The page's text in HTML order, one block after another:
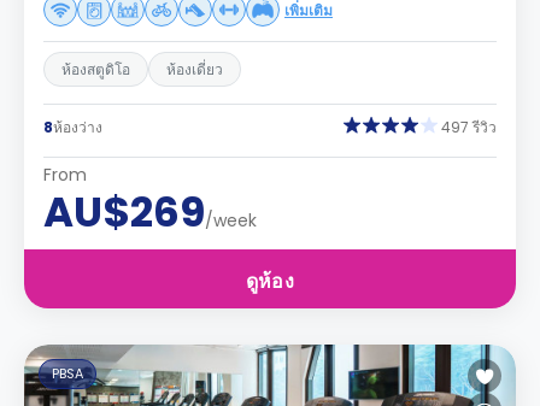
เพิ่มเติม
ห้องสตูดิโอ ห้องเดี่ยว
8ห้องว่าง 497 รีวิว
From
AU$269/week
ดูห้อง
PBSA